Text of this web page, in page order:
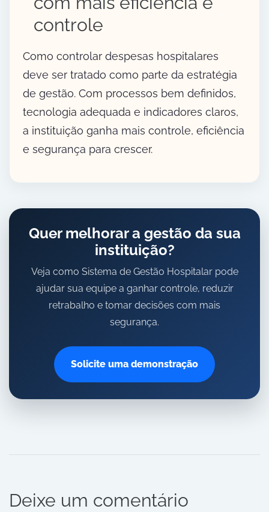
controle
Como controlar despesas hospitalares
deve ser tratado como parte da estratégia
de gestão. Com processos bem definidos,
tecnologia adequada e indicadores claros,
a instituição ganha mais controle, eficiência
e segurança para crescer.
Quer melhorar a gestão da sua
instituição?
Veja como Sistema de Gestão Hospitalar pode
ajudar sua equipe a ganhar controle, reduzir
retrabalho e tomar decisões com mais
segurança.
Solicite uma demonstração
Deixe um comentário